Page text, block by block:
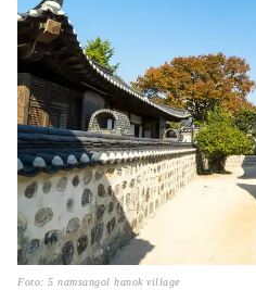
Foto: 5 namsangol hanok village